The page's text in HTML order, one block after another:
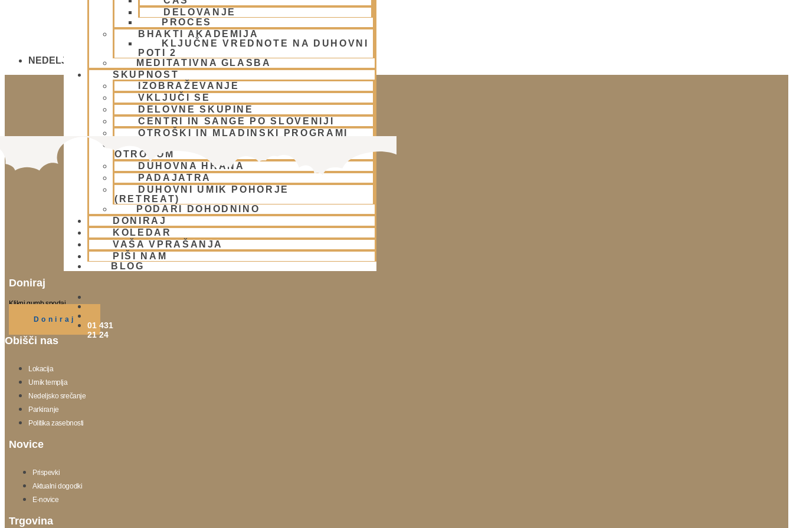
DELOVANJE
PROCES
BHAKTI AKADEMIJA
KLJUČNE VREDNOTE NA DUHOVNI
POTI 2
MEDITATIVNA GLASBA
SKUPNOST
IZOBRAŽEVANJE
VKLJUČI SE
DELOVNE SKUPINE
CENTRI IN SANGE PO SLOVENIJI
OTROŠKI IN MLADINSKI PROGRAMI
OTROKOM
DUHOVNA HRANA
PADAJATRA
DUHOVNI UMIK POHORJE
(RETREAT)
PODARI DOHODNINO
DONIRAJ
KOLEDAR
VAŠA VPRAŠANJA
PIŠI NAM
BLOG
01 431
21 24
NEDELJSKO SREČANJE - CENTER HARE KRIŠNA LJUBLJANA
Doniraj
Klikni gumb spodaj.
Doniraj
Obišči nas
Lokacija
Urnik templja
Nedeljsko srečanje
Parkiranje
Politika zasebnosti
Novice
Prispevki
Aktualni dogodki
E-novice
Trgovina